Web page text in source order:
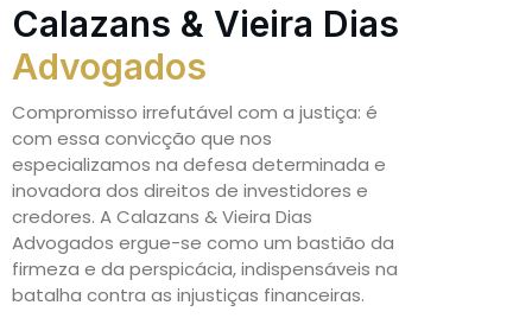
Calazans & Vieira Dias
Advogados
Compromisso irrefutável com a justiça: é
com essa convicção que nos
especializamos na defesa determinada e
inovadora dos direitos de investidores e
credores. A Calazans & Vieira Dias
Advogados ergue-se como um bastião da
firmeza e da perspicácia, indispensáveis na
batalha contra as injustiças financeiras.